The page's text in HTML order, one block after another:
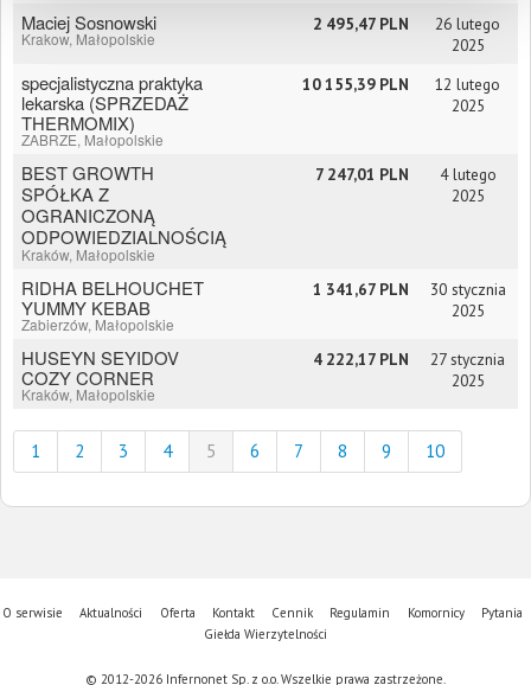
Maciej Sosnowski
Krakow, Małopolskie
2 495,47 PLN
26 lutego
2025
specjalistyczna praktyka
lekarska (SPRZEDAŻ
THERMOMIX)
ZABRZE, Małopolskie
10 155,39 PLN
12 lutego
2025
BEST GROWTH
SPÓŁKA Z
OGRANICZONĄ
ODPOWIEDZIALNOŚCIĄ
Kraków, Małopolskie
7 247,01 PLN
4 lutego
2025
RIDHA BELHOUCHET
YUMMY KEBAB
Zabierzów, Małopolskie
1 341,67 PLN
30 stycznia
2025
HUSEYN SEYIDOV
COZY CORNER
Kraków, Małopolskie
4 222,17 PLN
27 stycznia
2025
1 2 3 4 5 6 7 8 9 10
O serwisie Aktualności Oferta Kontakt Cennik Regulamin Komornicy
Pytania
Giełda Wierzytelności
© 2012-2026 Infernonet Sp. z o.o. Wszelkie prawa zastrzeżone.